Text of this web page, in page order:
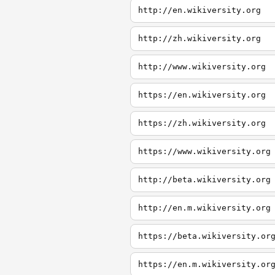
http://en.wikiversity.org
http://zh.wikiversity.org
http://www.wikiversity.org
https://en.wikiversity.org
https://zh.wikiversity.org
https://www.wikiversity.org
http://beta.wikiversity.org
http://en.m.wikiversity.org
https://beta.wikiversity.org
https://en.m.wikiversity.org